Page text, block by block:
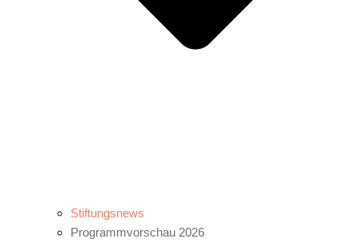
Stiftungsnews
Programmvorschau 2026